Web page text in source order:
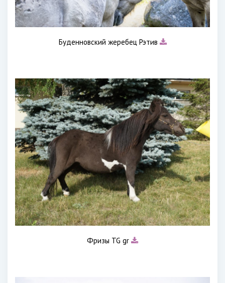
Буденновский жеребец Рэтив
Фризы TG gr